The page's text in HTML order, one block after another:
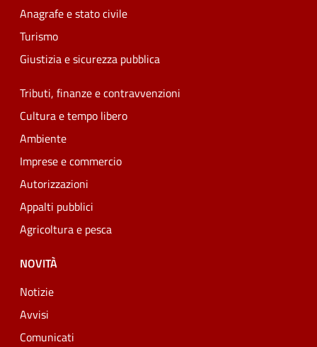
Anagrafe e stato civile
Turismo
Giustizia e sicurezza pubblica
Tributi, finanze e contravvenzioni
Cultura e tempo libero
Ambiente
Imprese e commercio
Autorizzazioni
Appalti pubblici
Agricoltura e pesca
NOVITÀ
Notizie
Avvisi
Comunicati